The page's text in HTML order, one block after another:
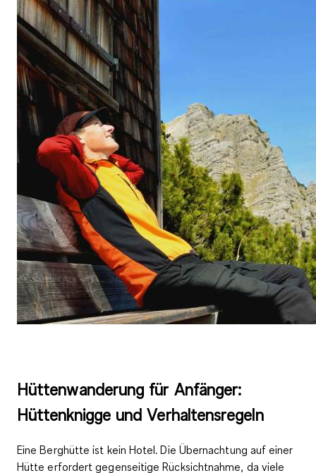
Hüttenwanderung für Anfänger:
Hüttenknigge und Verhaltensregeln
Eine Berghütte ist kein Hotel. Die Übernachtung auf einer
Hütte erfordert gegenseitige Rücksichtnahme, da viele